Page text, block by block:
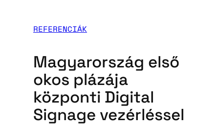
REFERENCIÁK
Magyarország első
okos plázája
központi Digital
Signage vezérléssel